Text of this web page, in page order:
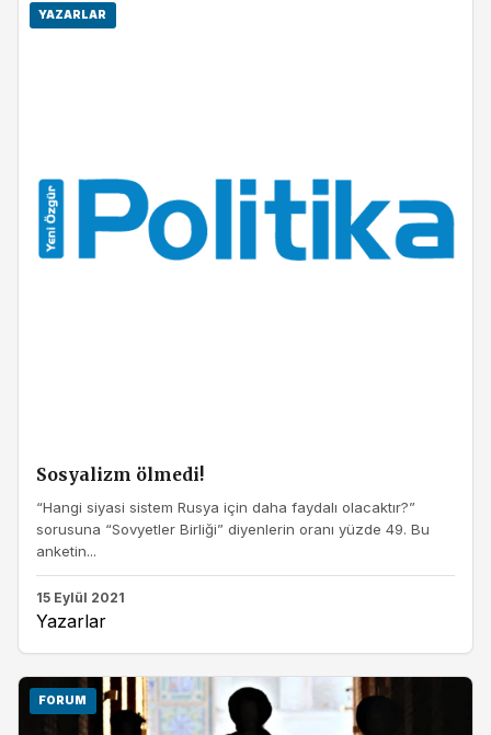
YAZARLAR
Sosyalizm ölmedi!
“Hangi siyasi sistem Rusya için daha faydalı olacaktır?”
sorusuna “Sovyetler Birliği” diyenlerin oranı yüzde 49. Bu
anketin...
15 Eylül 2021
Yazarlar
FORUM